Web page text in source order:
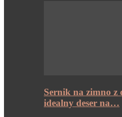
Sernik na zimno z
idealny deser na…